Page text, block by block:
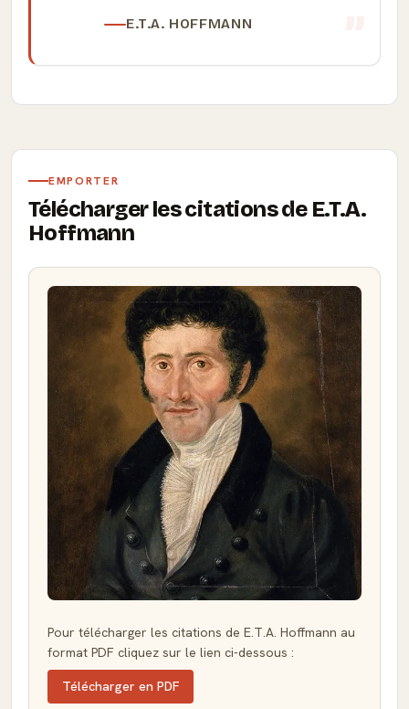
E.T.A. HOFFMANN
EMPORTER
Télécharger les citations de E.T.A.
Hoffmann
Pour télécharger les citations de E.T.A. Hoffmann au
format PDF cliquez sur le lien ci-dessous :
Télécharger en PDF